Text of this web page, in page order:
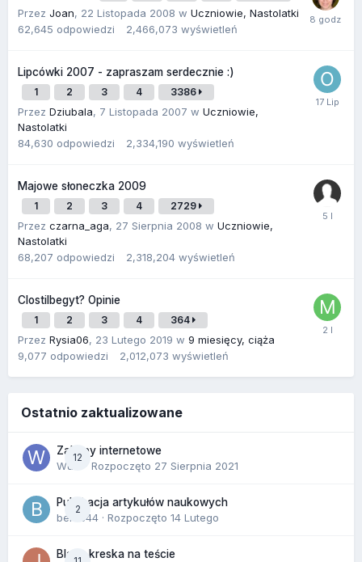
Przez Joan, 22 Listopada 2008 w Uczniowie, Nastolatki
62,645 odpowiedzi 2,466,073 wyświetleń
Lipcówki 2007 - zapraszam serdecznie :)
1 2 3 4 3386
Przez Dziubala, 7 Listopada 2007 w Uczniowie,
Nastolatki
84,630 odpowiedzi 2,334,190 wyświetleń
Majowe słoneczka 2009
1 2 3 4 2729
Przez czarna_aga, 27 Sierpnia 2008 w Uczniowie,
Nastolatki
68,207 odpowiedzi 2,318,204 wyświetleń
Clostilbegyt? Opinie
1 2 3 4 364
Przez Rysia06, 23 Lutego 2019 w 9 miesięcy, ciąża
9,077 odpowiedzi 2,012,073 wyświetleń
Ostatnio zaktualizowane
12
Zakupy internetowe
Wula
· Rozpoczęto 27 Sierpnia 2021
2
Publikacja artykułów naukowych
berus44 · Rozpoczęto 14 Lutego
Blada kreska na teście